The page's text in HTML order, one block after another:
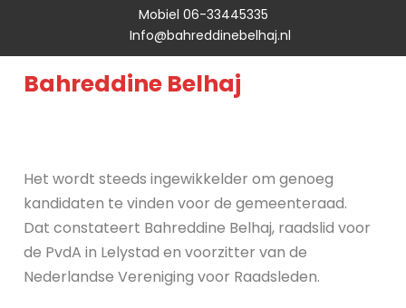
Mobiel 06-33445335
Info@bahreddinebelhaj.nl
Bahreddine Belhaj
Het wordt steeds ingewikkelder om genoeg
kandidaten te vinden voor de gemeenteraad.
Dat constateert Bahreddine Belhaj, raadslid voor
de PvdA in Lelystad en voorzitter van de
Nederlandse Vereniging voor Raadsleden.